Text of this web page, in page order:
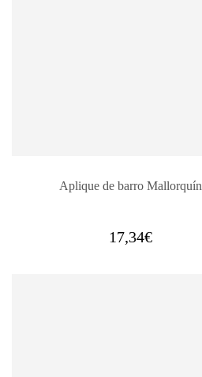
Aplique de barro Mallorquín
17,34€